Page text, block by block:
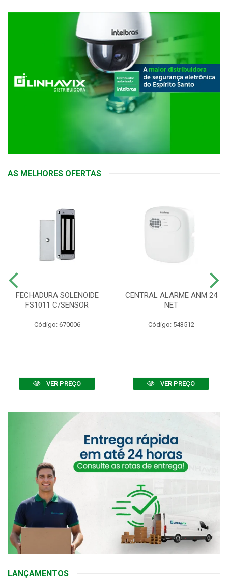
AS MELHORES OFERTAS
FECHADURA SOLENOIDE
FS1011 C/SENSOR
Código: 670006
VER PREÇO
CENTRAL ALARME ANM 24
NET
Código: 543512
VER PREÇO
LANÇAMENTOS